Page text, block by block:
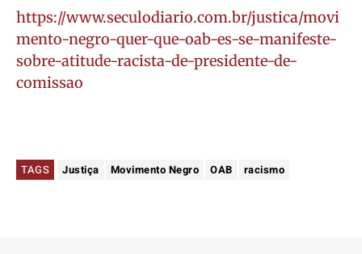
https://www.seculodiario.com.br/justica/movi
mento-negro-quer-que-oab-es-se-manifeste-
sobre-atitude-racista-de-presidente-de-
comissao
TAGS Justiça Movimento Negro OAB racismo